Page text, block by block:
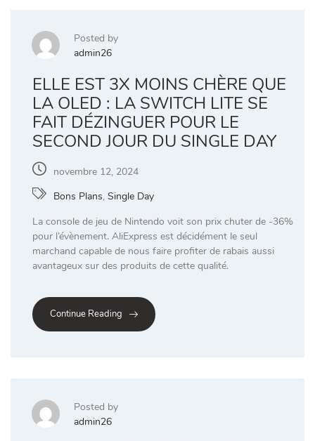
Posted by
admin26
ELLE EST 3X MOINS CHÈRE QUE
LA OLED : LA SWITCH LITE SE
FAIT DÉZINGUER POUR LE
SECOND JOUR DU SINGLE DAY
novembre 12, 2024
Bons Plans, Single Day
La console de jeu de Nintendo voit son prix chuter de -36%
pour l’évènement. AliExpress est décidément le seul
marchand capable de nous faire profiter de rabais aussi
avantageux sur des produits de cette qualité.
Continue Reading
Posted by
admin26